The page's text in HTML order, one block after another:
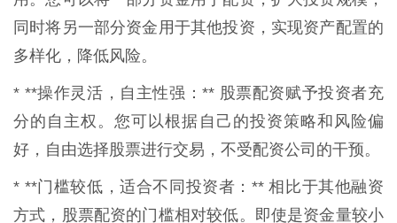
同时将另一部分资金用于其他投资，实现资产配置的
多样化，降低风险。
* **操作灵活，自主性强：** 股票配资赋予投资者充
分的自主权。您可以根据自己的投资策略和风险偏
好，自由选择股票进行交易，不受配资公司的干预。
* **门槛较低，适合不同投资者：** 相比于其他融资
方式，股票配资的门槛相对较低。即使是资金量较小